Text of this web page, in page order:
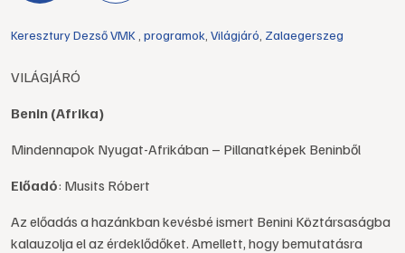
Keresztury Dezső VMK programok Világjáró Zalaegerszeg
VILÁGJÁRÓ
Benin (Afrika)
Mindennapok Nyugat-Afrikában – Pillanatképek Beninből
Előadó: Musits Róbert
Az előadás a hazánkban kevésbé ismert Benini Köztársaságba
kalauzolja el az érdeklődőket. Amellett, hogy bemutatásra